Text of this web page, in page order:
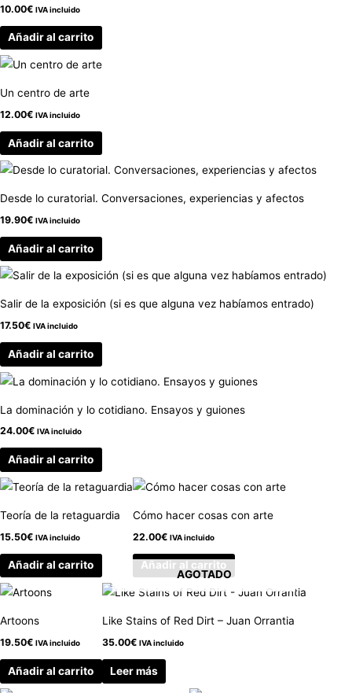
10.00€ IVA incluido
Añadir al carrito
Un centro de arte
12.00€ IVA incluido
Añadir al carrito
Desde lo curatorial. Conversaciones, experiencias y afectos
19.90€ IVA incluido
Añadir al carrito
Salir de la exposición (si es que alguna vez habíamos entrado)
17.50€ IVA incluido
Añadir al carrito
La dominación y lo cotidiano. Ensayos y guiones
24.00€ IVA incluido
Añadir al carrito
Teoría de la retaguardia
15.50€ IVA incluido
Añadir al carrito
Cómo hacer cosas con arte
22.00€ IVA incluido
Añadir al carrito
Artoons
19.50€ IVA incluido
Añadir al carrito
AGOTADO
Like Stains of Red Dirt – Juan Orrantia
35.00€ IVA incluido
Leer más